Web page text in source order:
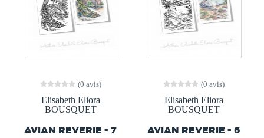
(0 avis)
Elisabeth Eliora
BOUSQUET
AVIAN REVERIE - 7
(0 avis)
Elisabeth Eliora
BOUSQUET
AVIAN REVERIE - 6